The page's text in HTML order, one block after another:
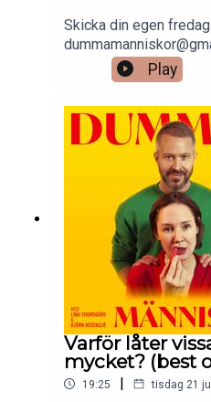
Skicka din egen
Play
Varför låter
mycket? (best
19:25 | tisdag 21